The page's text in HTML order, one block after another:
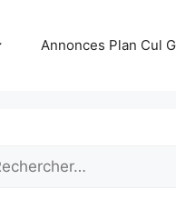
Annonces Plan Cul
: